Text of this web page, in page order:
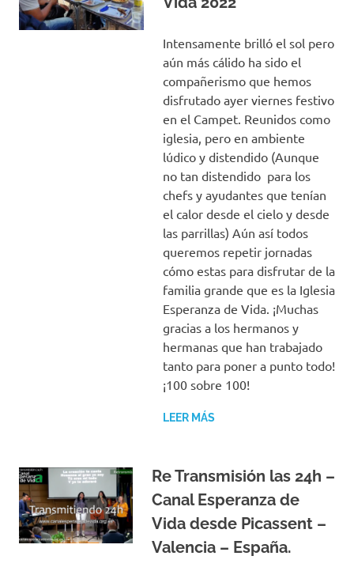
Intensamente brilló el sol pero
aún más cálido ha sido el
compañerismo que hemos
disfrutado ayer viernes festivo
en el Campet. Reunidos como
iglesia, pero en ambiente
lúdico y distendido (Aunque
no tan distendido para los
chefs y ayudantes que tenían
el calor desde el cielo y desde
las parrillas) Aún así todos
queremos repetir jornadas
cómo estas para disfrutar de la
familia grande que es la Iglesia
Esperanza de Vida. ¡Muchas
gracias a los hermanos y
hermanas que han trabajado
tanto para poner a punto todo!
¡100 sobre 100!
LEER MÁS
Re Transmisión las 24h –
Canal Esperanza de
Vida desde Picassent –
Valencia – España.